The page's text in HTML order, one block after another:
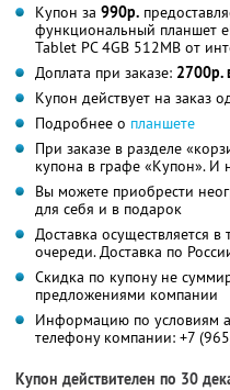
Купон за 990р.
функциональный планшет
Tablet PC 4GB 512MB от
Доплата при заказе: 2700р.
Купон действует на заказ
Подробнее о планшете
При заказе в разделе
купона в графе «Купон». И
Вы можете приобрести
для себя и в подарок
Доставка осуществляется
очереди. Доставка по
Скидка по купону не
предложениями компании
Информацию по условиям
телефону компании: +7
Купон действителен по 30